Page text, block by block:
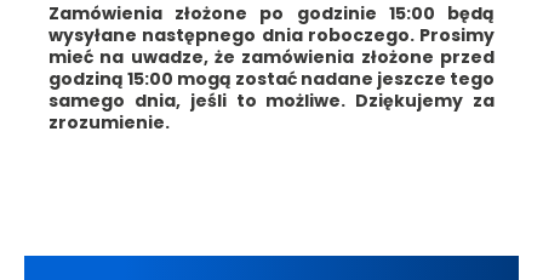
Zamówienia złożone po godzinie 15:00 będą
wysyłane następnego dnia roboczego. Prosimy
mieć na uwadze, że zamówienia złożone przed
godziną 15:00 mogą zostać nadane jeszcze tego
samego dnia, jeśli to możliwe. Dziękujemy za
zrozumienie.